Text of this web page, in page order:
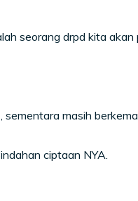
seorang drpd kita akan
masih
ciptaan NYA.